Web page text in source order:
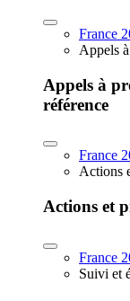
France
Appels
Appels à
référence
France
Actions
Actions et
France
Suivi et